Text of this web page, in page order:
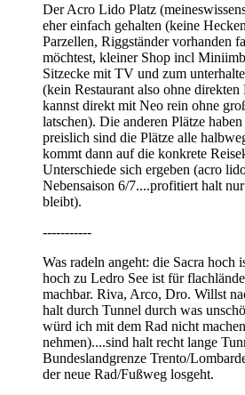
Der Acro Lido Platz
eher einfach gehalten (keine
Parzellen, Riggständer vorhanden
möchtest, kleiner Shop incl
Sitzecke mit TV und zum
(kein Restaurant also ohne
kannst direkt mit Neo rein ohne
latschen). Die anderen Plätze
preislich sind die Plätze alle
kommt dann auf die konkrete
Unterschiede sich ergeben (acro
Nebensaison 6/7....profitiert halt
bleibt).
-----------
Was radeln angeht: die Sacra hoch
hoch zu Ledro See ist für
machbar. Riva, Arco, Dro. Willst
halt durch Tunnel durch was
würd ich mit dem Rad nicht
nehmen)....sind halt recht lange
Bundeslandgrenze Trento/
der neue Rad/Fußweg losgeht.